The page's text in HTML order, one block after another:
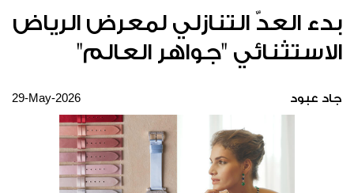
بدء العدّ التنازلي لمعرض الرياض
الاستثنائي "جواهر العالم"
جاد عبود 29-May-2026